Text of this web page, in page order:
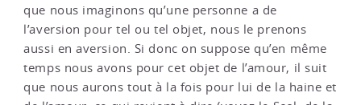
que nous imaginons qu’une personne a de
l’aversion pour tel ou tel objet, nous le prenons
aussi en aversion. Si donc on suppose qu’en même
temps nous avons pour cet objet de l’amour, il suit
que nous aurons tout à la fois pour lui de la haine et